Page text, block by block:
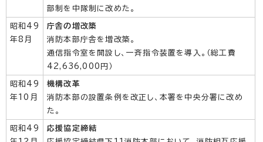
部制を中隊制に改めた。
昭和49
年8月
庁舎の増改築
消防本部庁舎を増改築。
通信指令室を開設し、一斉指令装置を導入。（総工費
42,636,000円）
昭和49
年10月
機構改革
消防本部の設置条例を改正し、本署を中央分署に改め
た。
昭和49
応援協定締結